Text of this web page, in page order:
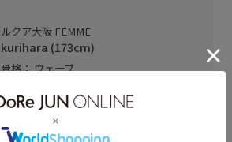
ルクア大阪 FEMME
kurihara (173cm)
骨格： ウェーブ
普段のトップスサイズ： 36〜38
着用サイズ : F
カラー : ピンク (63)